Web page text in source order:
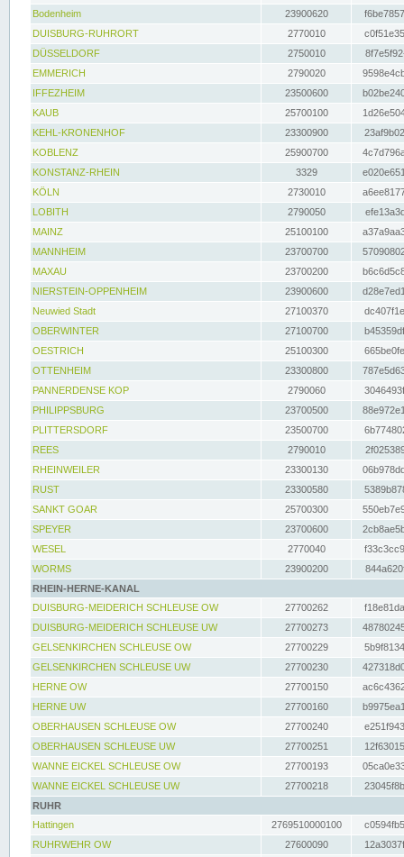
Bodenheim
23900620
DUISBURG-RUHRORT
2770010
DÜSSELDORF
2750010
EMMERICH
2790020
IFFEZHEIM
23500600
KAUB
25700100
KEHL-KRONENHOF
23300900
KOBLENZ
25900700
KONSTANZ-RHEIN
3329
KÖLN
2730010
LOBITH
2790050
MAINZ
25100100
MANNHEIM
23700700
MAXAU
23700200
NIERSTEIN-OPPENHEIM
23900600
Neuwied Stadt
27100370
OBERWINTER
27100700
OESTRICH
25100300
OTTENHEIM
23300800
PANNERDENSE KOP
2790060
PHILIPPSBURG
23700500
PLITTERSDORF
23500700
REES
2790010
RHEINWEILER
23300130
RUST
23300580
SANKT GOAR
25700300
SPEYER
23700600
WESEL
2770040
WORMS
23900200
RHEIN-HERNE-KANAL
DUISBURG-MEIDERICH SCHLEUSE OW
27700262
DUISBURG-MEIDERICH SCHLEUSE UW
27700273
GELSENKIRCHEN SCHLEUSE OW
27700229
GELSENKIRCHEN SCHLEUSE UW
27700230
HERNE OW
27700150
HERNE UW
27700160
OBERHAUSEN SCHLEUSE OW
27700240
OBERHAUSEN SCHLEUSE UW
27700251
WANNE EICKEL SCHLEUSE OW
27700193
WANNE EICKEL SCHLEUSE UW
27700218
RUHR
Hattingen
2769510000100
RUHRWEHR OW
27600090